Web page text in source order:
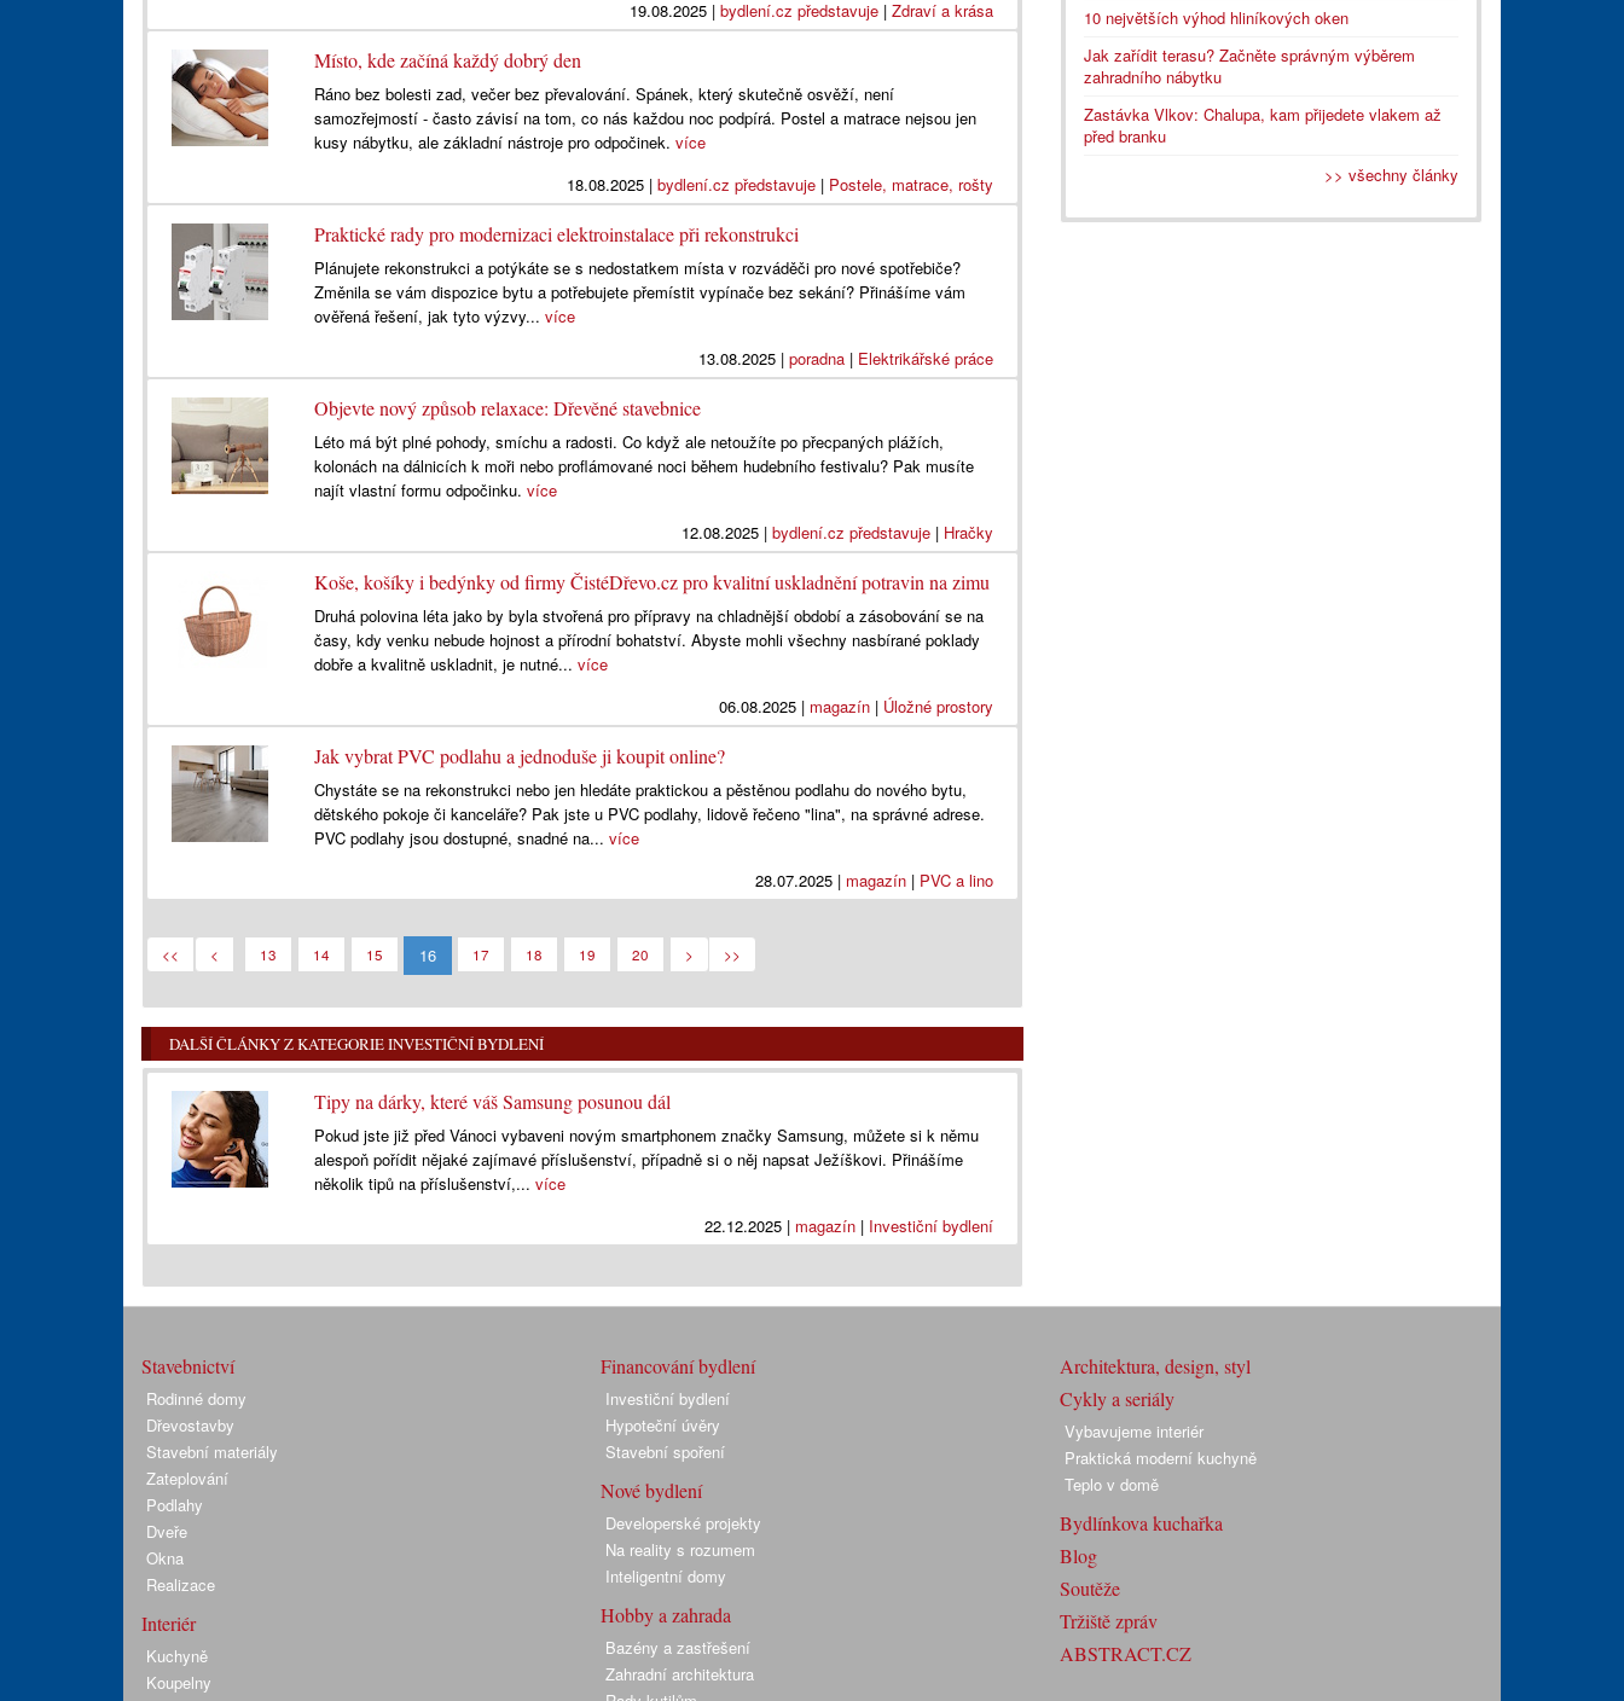
19.08.2025| bydlení.cz představuje| Zdraví a krása
Místo, kde začíná každý dobrý den
Ráno bez bolesti zad, večer bez převalování. Spánek, který skutečně osvěží, není
samozřejmostí - často závisí na tom, co nás každou noc podpírá. Postel a matrace nejsou jen
kusy nábytku, ale základní nástroje pro odpočinek.více
18.08.2025| bydlení.cz představuje| Postele, matrace, rošty
Praktické rady pro modernizaci elektroinstalace při rekonstrukci
Plánujete rekonstrukci a potýkáte se s nedostatkem místa v rozváděči pro nové spotřebiče?
Změnila se vám dispozice bytu a potřebujete přemístit vypínače bez sekání? Přinášíme vám
ověřená řešení, jak tyto výzvy...více
13.08.2025| poradna| Elektrikářské práce
Objevte nový způsob relaxace: Dřevěné stavebnice
Léto má být plné pohody, smíchu a radosti. Co když ale netoužíte po přecpaných plážích,
kolonách na dálnicích k moři nebo proflámované noci během hudebního festivalu? Pak musíte
najít vlastní formu odpočinku.více
12.08.2025| bydlení.cz představuje| Hračky
Koše, košíky i bedýnky od firmy ČistéDřevo.cz pro kvalitní uskladnění potravin na zimu
Druhá polovina léta jako by byla stvořená pro přípravy na chladnější období a zásobování se na
časy, kdy venku nebude hojnost a přírodní bohatství. Abyste mohli všechny nasbírané poklady
dobře a kvalitně uskladnit, je nutné...více
06.08.2025| magazín| Úložné prostory
Jak vybrat PVC podlahu a jednoduše ji koupit online?
Chystáte se na rekonstrukci nebo jen hledáte praktickou a pěstěnou podlahu do nového bytu,
dětského pokoje či kanceláře? Pak jste u PVC podlahy, lidově řečeno "lina", na správné adrese.
PVC podlahy jsou dostupné, snadné na...více
28.07.2025| magazín| PVC a lino
<< < 13 14 15 16 17 18 19 20 > >>
DALŠÍ ČLÁNKY Z KATEGORIE INVESTIČNÍ BYDLENÍ
Tipy na dárky, které váš Samsung posunou dál
Pokud jste již před Vánoci vybaveni novým smartphonem značky Samsung, můžete si k němu
alespoň pořídit nějaké zajímavé příslušenství, případně si o něj napsat Ježíškovi. Přinášíme
několik tipů na příslušenství,...více
22.12.2025| magazín| Investiční bydlení
10 největších výhod hliníkových oken
Jak zařídit terasu? Začněte správným výběrem
zahradního nábytku
Zastávka Vlkov: Chalupa, kam přijedete vlakem až
před branku
>> všechny články
Stavebnictví
Rodinné domy
Dřevostavby
Stavební materiály
Zateplování
Podlahy
Dveře
Okna
Realizace
Interiér
Kuchyně
Koupelny
Financování bydlení
Investiční bydlení
Hypoteční úvěry
Stavební spoření
Nové bydlení
Developerské projekty
Na reality s rozumem
Inteligentní domy
Hobby a zahrada
Bazény a zastřešení
Zahradní architektura
Architektura, design, styl
Cykly a seriály
Vybavujeme interiér
Praktická moderní kuchyně
Teplo v domě
Bydlínkova kuchařka
Blog
Soutěže
Tržiště zpráv
ABSTRACT.CZ